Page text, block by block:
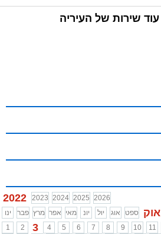
עוד שירות של העיריה
2022 2023 2024 2025 2026
ינו
פבר מרץ אפר מאי יונ יול אוג ספט אוק
1
2 3 4 5 6 7 8 9 10 11